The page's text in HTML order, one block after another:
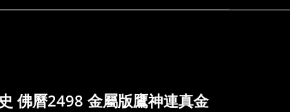
佛曆2498 金屬版鷹神連真金